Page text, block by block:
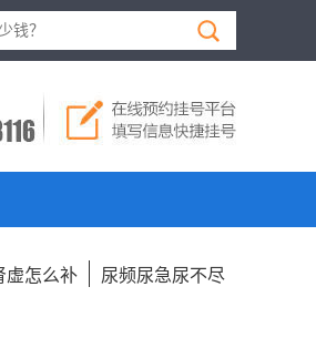
虚怎么补 尿频尿急尿不尽